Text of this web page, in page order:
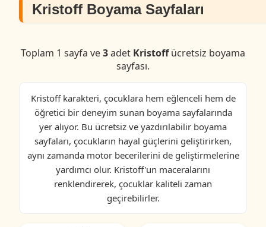
Kristoff Boyama Sayfaları
Toplam 1 sayfa ve3adet Kristoffücretsiz boyama
sayfası.
Kristoff karakteri, çocuklara hem eğlenceli hem de
öğretici bir deneyim sunan boyama sayfalarında
yer alıyor. Bu ücretsiz ve yazdırılabilir boyama
sayfaları, çocukların hayal güçlerini geliştirirken,
aynı zamanda motor becerilerini de geliştirmelerine
yardımcı olur. Kristoff'un maceralarını
renklendirerek, çocuklar kaliteli zaman
geçirebilirler.